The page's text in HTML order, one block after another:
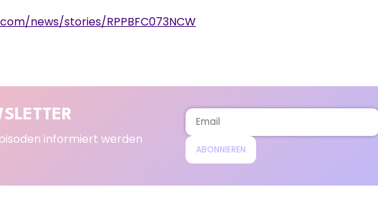
news/stories/RPPBFC073NCW
informiert werden
ABONNIEREN